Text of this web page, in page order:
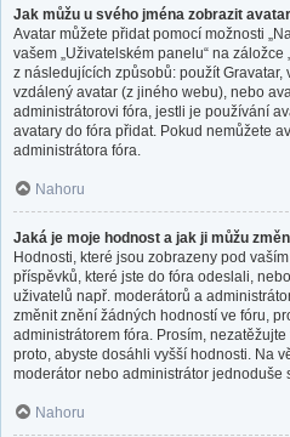
Jak můžu u svého jména zobrazit
Avatar můžete přidat pomocí možnosti
vašem „Uživatelském panelu“ na záložce
z následujících způsobů: použít Gravatar,
vzdálený avatar (z jiného webu), nebo
administrátorovi fóra, jestli je používání
avatary do fóra přidat. Pokud nemůžete
administrátora fóra.
Nahoru
Jaká je moje hodnost a jak ji můžu
Hodnosti, které jsou zobrazeny pod
příspěvků, které jste do fóra odeslali,
uživatelů např. moderátorů a
změnit znění žádných hodností ve fóru,
administrátorem fóra. Prosím,
proto, abyste dosáhli vyšší hodnosti. Na
moderátor nebo administrátor jednoduše
Nahoru